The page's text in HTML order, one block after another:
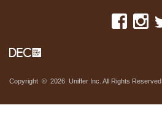
Copyright © 2026 Uniffer Inc. All Rights Reserved.